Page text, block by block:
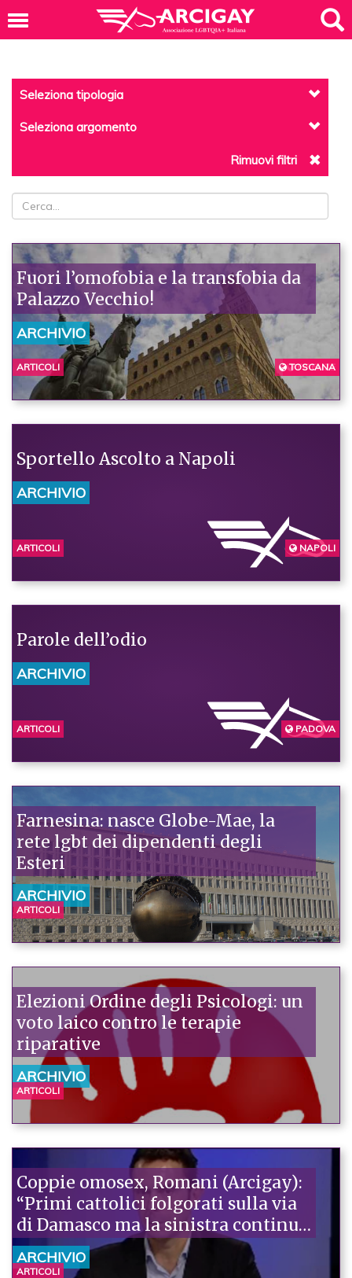
Seleziona tipologia
Seleziona argomento
Rimuovi filtri
Fuori l’omofobia e la transfobia da
Palazzo Vecchio!
ARCHIVIO
ARTICOLI FIRENZE
TOSCANA
Sportello Ascolto a Napoli
ARCHIVIO
ARTICOLI NAPOLI
Parole dell’odio
ARCHIVIO
ARTICOLI PADOVA
Farnesina: nasce Globe-Mae, la
rete lgbt dei dipendenti degli
Esteri
ARCHIVIO
ARTICOLI
Elezioni Ordine degli Psicologi: un
voto laico contro le terapie
riparative
ARCHIVIO
ARTICOLI
Coppie omosex, Romani (Arcigay):
“Primi cattolici folgorati sulla via
di Damasco ma la sinistra continua
ad arretrare”
ARCHIVIO
ARTICOLI